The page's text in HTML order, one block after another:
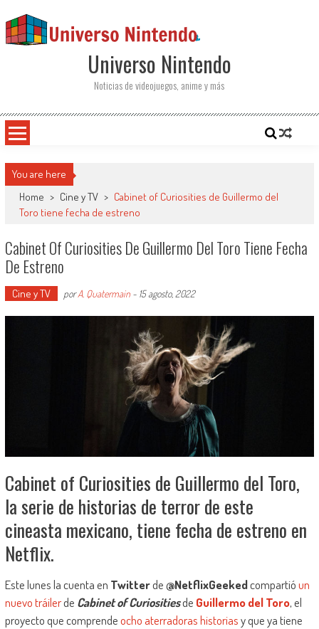
Universo Nintendo
Noticias de videojuegos, anime y más
You are here
Home > Cine y TV > Cabinet of Curiosities de Guillermo del
Toro tiene fecha de estreno
Cabinet Of Curiosities De Guillermo Del Toro Tiene Fecha
De Estreno
Cine y TV porA. Quatermain- 15 agosto, 2022
Cabinet of Curiosities de Guillermo del Toro,
la serie de historias de terror de este
cineasta mexicano, tiene fecha de estreno en
Netflix.
Este lunes la cuenta en Twitterde@NetflixGeekedcompartióun
nuevo tráilerde Cabinet of Curiositiesde Guillermo del Toro, el
proyecto que comprendeocho aterradoras historiasy que ya tiene